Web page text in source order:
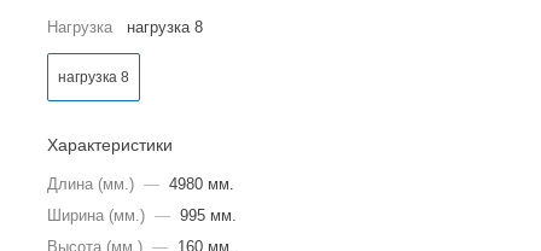
Нагрузка нагрузка 8
нагрузка 8
Характеристики
Длина (мм.) — 4980 мм.
Ширина (мм.) — 995 мм.
Высота (мм.) — 160 мм.